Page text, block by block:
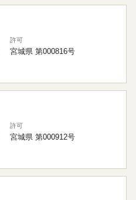
許可
宮城県 第000816号
許可
宮城県 第000912号